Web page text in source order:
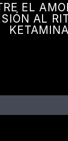
EL
AL
KETAMINA